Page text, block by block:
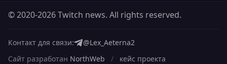
© 2020-2026 Twitch news. All rights reserved.
Контакт для связи:
@Lex_Aeterna2
Сайт разработан NorthWeb / кейс проекта